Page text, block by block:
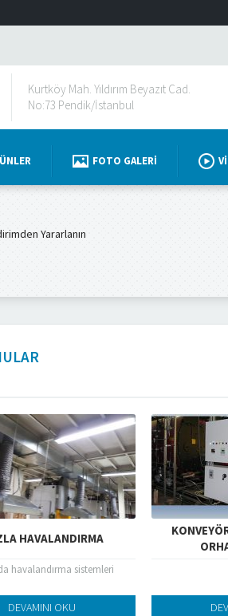
Kurtköy Mah. Yıldırım Beyazıt Cad.
No:73 Pendik/İstanbul
FOTO GALERI
Yararlanın
HAVALANDIRMA
havalandırma sistemleri
DEVAMINI OKU